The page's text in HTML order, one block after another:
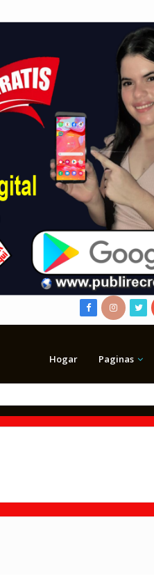
Hogar Paginas